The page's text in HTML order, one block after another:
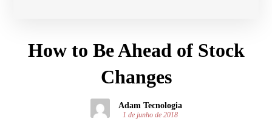
How to Be Ahead of Stock
Changes
Adam Tecnologia
1 de junho de 2018